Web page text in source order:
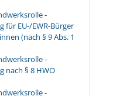
-
für EU-/EWR-Bürger
(nach § 9 Abs. 1
-
nach § 8 HWO
-